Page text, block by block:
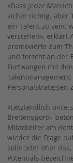
«Dass jeder
sicher richtig, aber
ein Talent zu sein,
verstehen», erklärt
promovierte zum
und forscht an der
Furtwangen mit
Talentmanagement
Personalstrategien
«Letztendlich
Breitensport»,
Mitarbeiter am
wieder die Frage
solle oder eher
Potentials